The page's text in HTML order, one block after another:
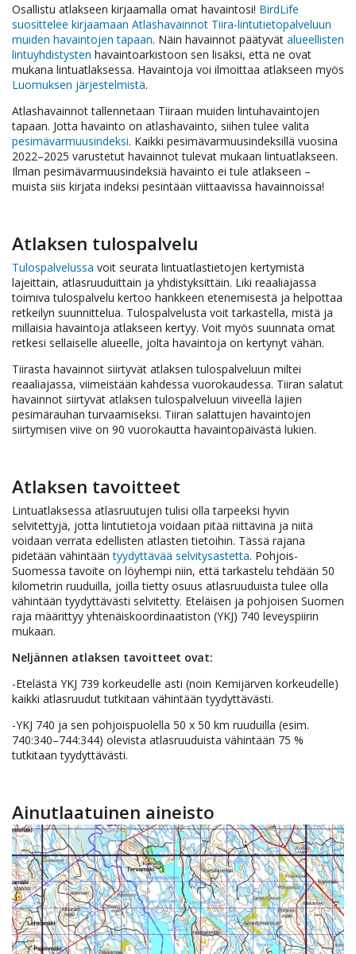
Osallistu atlakseen kirjaamalla omat havaintosi! BirdLife
suosittelee kirjaamaan Atlashavainnot Tiira-lintutietopalveluun
muiden havaintojen tapaan. Näin havainnot päätyvät alueellisten
lintuyhdistysten havaintoarkistoon sen lisäksi, että ne ovat
mukana lintuatlaksessa. Havaintoja voi ilmoittaa atlakseen myös
Luomuksen järjestelmistä.
Atlashavainnot tallennetaan Tiiraan muiden lintuhavaintojen
tapaan. Jotta havainto on atlashavainto, siihen tulee valita
pesimävarmuusindeksi. Kaikki pesimävarmuusindeksillä vuosina
2022–2025 varustetut havainnot tulevat mukaan lintuatlakseen.
Ilman pesimävarmuusindeksiä havainto ei tule atlakseen –
muista siis kirjata indeksi pesintään viittaavissa havainnoissa!
Atlaksen tulospalvelu
Tulospalvelussa voit seurata lintuatlastietojen kertymistä
lajeittain, atlasruuduittain ja yhdistyksittäin. Liki reaaliajassa
toimiva tulospalvelu kertoo hankkeen etenemisestä ja helpottaa
retkeilyn suunnittelua. Tulospalvelusta voit tarkastella, mistä ja
millaisia havaintoja atlakseen kertyy. Voit myös suunnata omat
retkesi sellaiselle alueelle, jolta havaintoja on kertynyt vähän.
Tiirasta havainnot siirtyvät atlaksen tulospalveluun miltei
reaaliajassa, viimeistään kahdessa vuorokaudessa. Tiiran salatut
havainnot siirtyvät atlaksen tulospalveluun viiveellä lajien
pesimärauhan turvaamiseksi. Tiiran salattujen havaintojen
siirtymisen viive on 90 vuorokautta havaintopäivästä lukien.
Atlaksen tavoitteet
Lintuatlaksessa atlasruutujen tulisi olla tarpeeksi hyvin
selvitettyjä, jotta lintutietoja voidaan pitää riittävinä ja niitä
voidaan verrata edellisten atlasten tietoihin. Tässä rajana
pidetään vähintääntyydyttävää selvitysastetta. Pohjois-
Suomessa tavoite on löyhempi niin, että tarkastelu tehdään 50
kilometrin ruuduilla, joilla tietty osuus atlasruuduista tulee olla
vähintään tyydyttävästi selvitetty. Eteläisen ja pohjoisen Suomen
raja määrittyy yhtenäiskoordinaatiston (YKJ) 740 leveyspiirin
mukaan.
Neljännen atlaksen tavoitteet ovat:
-Etelästä YKJ 739 korkeudelle asti (noin Kemijärven korkeudelle)
kaikki atlasruudut tutkitaan vähintään tyydyttävästi.
-YKJ 740 ja sen pohjoispuolella 50 x 50 km ruuduilla (esim.
740:340–744:344) olevista atlasruuduista vähintään 75 %
tutkitaan tyydyttävästi.
Ainutlaatuinen aineisto